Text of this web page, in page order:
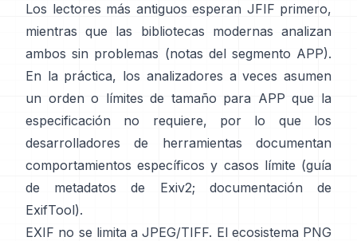
Los lectores más antiguos esperan JFIF primero,
mientras que las bibliotecas modernas analizan
ambos sin problemas (notas del segmento APP).
En la práctica, los analizadores a veces asumen
un orden o límites de tamaño para APP que la
especificación no requiere, por lo que los
desarrolladores de herramientas documentan
comportamientos específicos y casos límite (guía
de metadatos de Exiv2; documentación de
ExifTool).
EXIF no se limita a JPEG/TIFF. El ecosistema PNG